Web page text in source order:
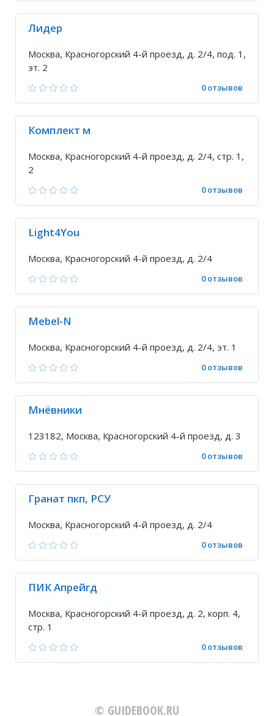
Лидер
Москва, Красногорский 4-й проезд, д. 2/4, под. 1,
эт. 2
0 отзывов
Комплект м
Москва, Красногорский 4-й проезд, д. 2/4, стр. 1,
2
0 отзывов
Light4You
Москва, Красногорский 4-й проезд, д. 2/4
0 отзывов
Mebel-N
Москва, Красногорский 4-й проезд, д. 2/4, эт. 1
0 отзывов
Мнёвники
123182, Москва, Красногорский 4-й проезд, д. 3
0 отзывов
Гранат пкп, РСУ
Москва, Красногорский 4-й проезд, д. 2/4
0 отзывов
ПИК Апрейгд
Москва, Красногорский 4-й проезд, д. 2, корп. 4,
стр. 1
0 отзывов
© GUIDEBOOK.RU